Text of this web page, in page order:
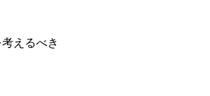
えるべき